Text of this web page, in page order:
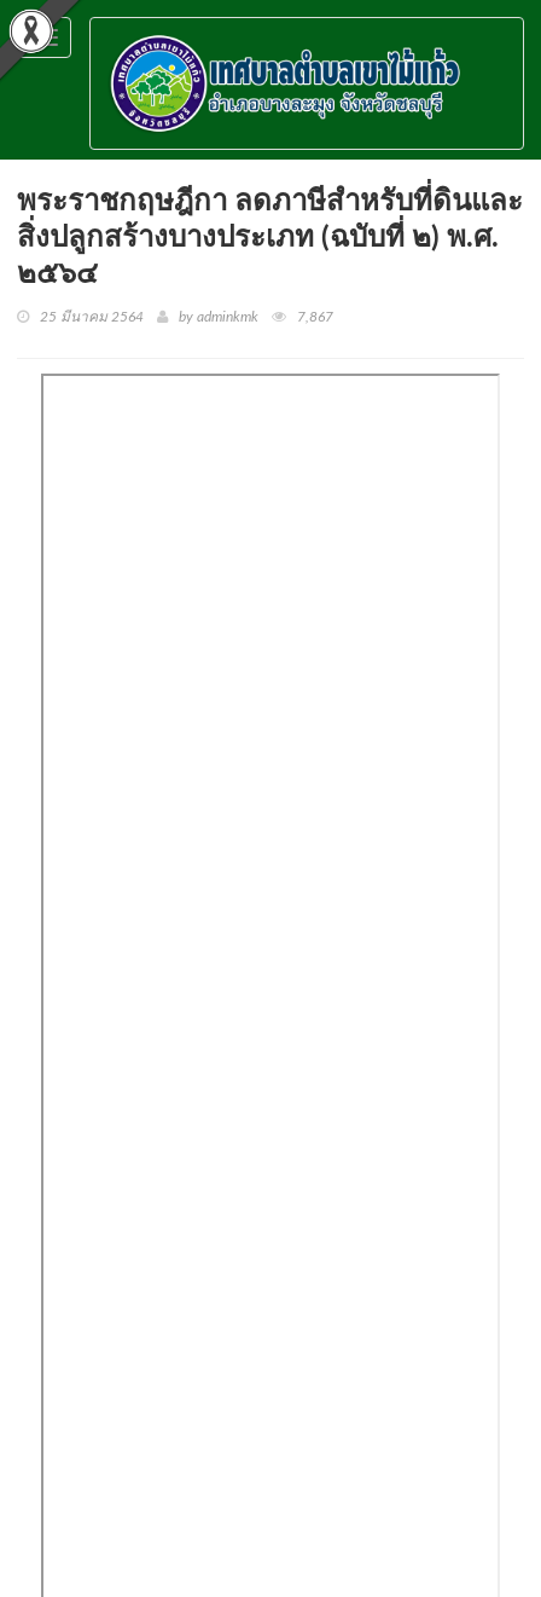
Toggle
navigation
พระราชกฤษฎีกา ลดภาษีสำหรับที่ดินและ
สิ่งปลูกสร้างบางประเภท (ฉบับที่ ๒) พ.ศ.
๒๕๖๔
25 มีนาคม 2564 by adminkmk 7,867